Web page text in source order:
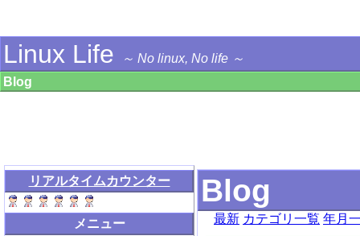
Blog
最新 カテゴリ一覧 年月
Linux Life
～ No linux, No life ～
Blog
リアルタイムカウンター
メニュー